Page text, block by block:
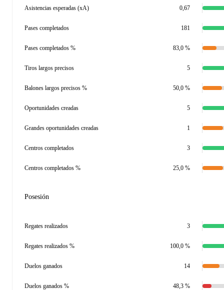
Asistencias esperadas (xA) 0,67
Pases completados 181
Pases completados % 83,0 %
Tiros largos precisos 5
Balones largos precisos % 50,0 %
Oportunidades creadas 5
Grandes oportunidades creadas 1
Centros completados 3
Centros completados % 25,0 %
Posesión
Regates realizados 3
Regates realizados % 100,0 %
Duelos ganados 14
Duelos ganados % 48,3 %